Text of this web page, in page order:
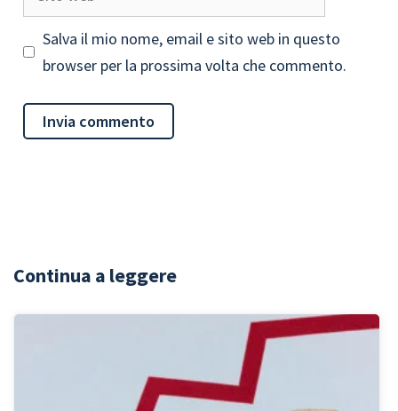
web
Salva il mio nome, email e sito web in questo
browser per la prossima volta che commento.
Continua a leggere